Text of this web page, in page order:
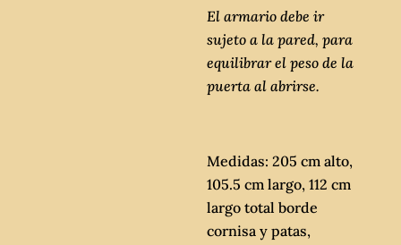
El armario debe ir
sujeto a la pared, para
equilibrar el peso de la
puerta al abrirse.
Medidas: 205 cm alto,
105.5 cm largo, 112 cm
largo total borde
cornisa y patas,